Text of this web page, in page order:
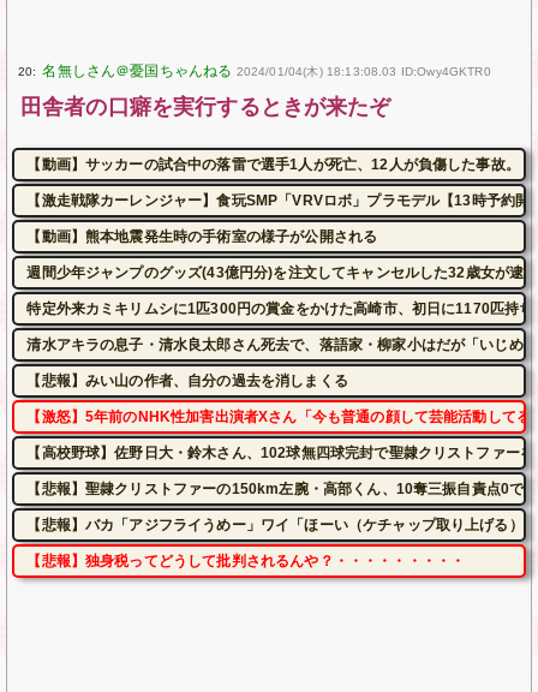
20: 2024/01/04(木) 18:13:08.03 ID:Owy4GKTR0
田舎者の口癖を実行するときが来たぞ
【動画】サッカーの試合中の落雷で選手1人が死亡、12人が負傷した事故。
【激走戦隊カーレンジャー】食玩SMP「VRVロボ」プラモデル【13時予約開
【動画】熊本地震発生時の手術室の様子が公開される
週間少年ジャンプのグッズ(43億円分)を注文してキャンセルした32歳女が逮捕
特定外来カミキリムシに1匹300円の賞金をかけた高崎市、初日に1170匹持ち
清水アキラの息子・清水良太郎さん死去で、落語家・柳家小はだが「いじめ
【悲報】みい山の作者、自分の過去を消しまくる
【激怒】5年前のNHK性加害出演者Xさん「今も普通の顔して芸能活動して
【高校野球】佐野日大・鈴木さん、102球無四球完封で聖隷クリストファー
【悲報】聖隷クリストファーの150km左腕・高部くん、10奪三振自責点0で
【悲報】バカ「アジフライうめー」ワイ「ほーい（ケチャップ取り上げる）
【悲報】独身税ってどうして批判されるんや？・・・・・・・・・